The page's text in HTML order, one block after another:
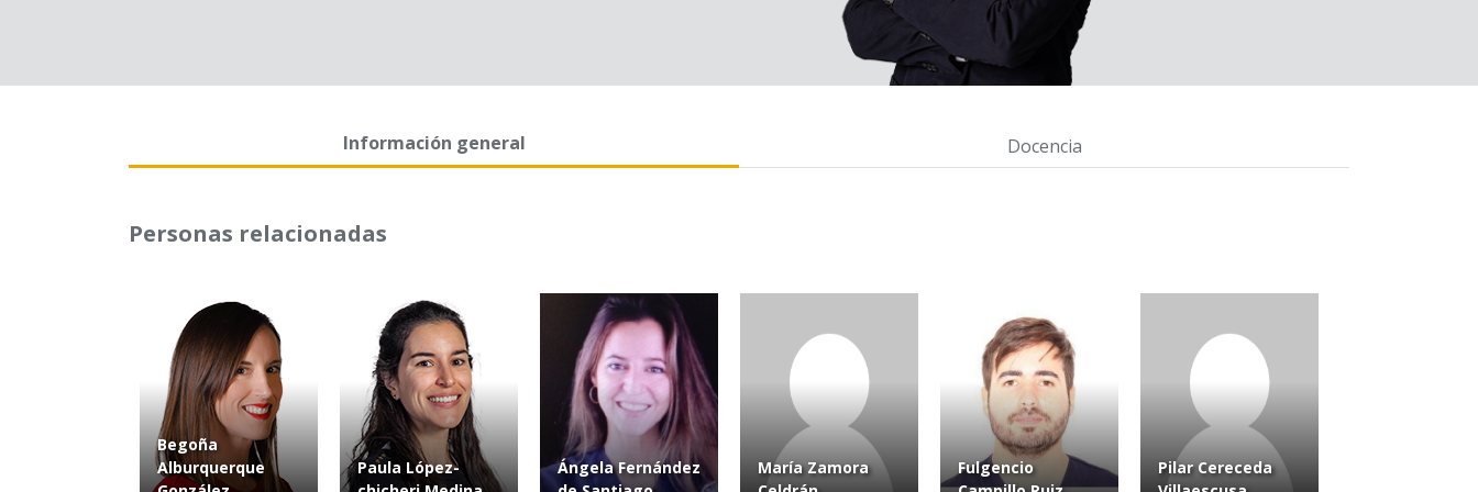
Información general Docencia
Personas relacionadas
Begoña
Alburquerque
Paula López-
Ángela Fernández
María Zamora
Fulgencio
Pilar Cereceda